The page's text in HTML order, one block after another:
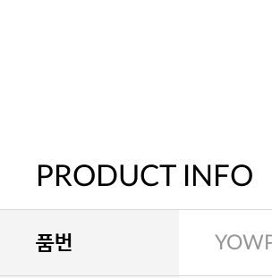
PRODUCT INFO
품번